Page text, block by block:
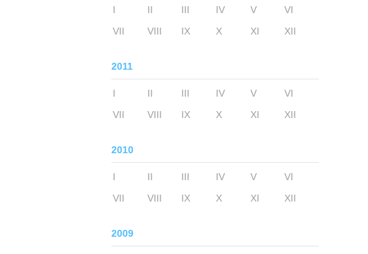
I II III IV V
VI
VII
VIII IX X XI XII
2011
I II III IV V
VI
VII
VIII IX X XI XII
2010
I II III IV V
VI
VII
VIII IX X XI XII
2009